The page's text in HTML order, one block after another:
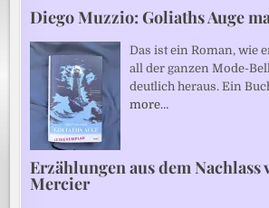
Diego Muzzio: Goliaths Auge
Das ist ein Roman, wie
all der ganzen Mode-
deutlich heraus. Ein
more…
Erzählungen aus dem Nachlass
Mercier